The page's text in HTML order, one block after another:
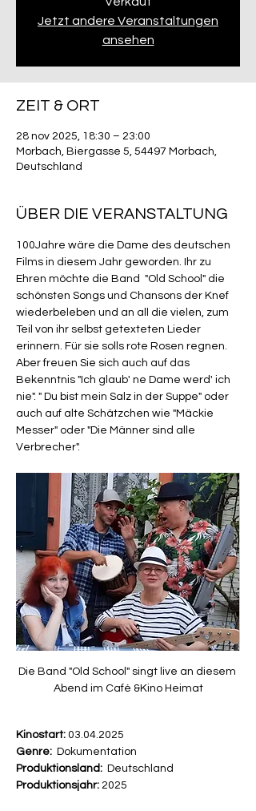
Jetzt andere Veranstaltungen
ansehen
ZEIT & ORT
28 nov 2025, 18:30 – 23:00
Morbach, Biergasse 5, 54497 Morbach,
Deutschland
ÜBER DIE VERANSTALTUNG
100Jahre wäre die Dame des deutschen
Films in diesem Jahr geworden. Ihr zu
Ehren möchte die Band  "Old School" die
schönsten Songs und Chansons der Knef
wiederbeleben und an all die vielen, zum
Teil von ihr selbst getexteten Lieder
erinnern. Für sie solls rote Rosen regnen.
Aber freuen Sie sich auch auf das
Bekenntnis "Ich glaub' ne Dame werd' ich
nie". " Du bist mein Salz in der Suppe" oder
auch auf alte Schätzchen wie "Mäckie
Messer" oder "Die Männer sind alle
Verbrecher".
Die Band "Old School" singt live an diesem
Abend im Café &Kino Heimat
Kinostart: 03.04.2025
Genre: Dokumentation
Produktionsland: Deutschland
Produktionsjahr: 2025